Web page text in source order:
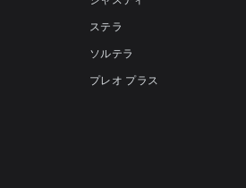
ステラ
ソルテラ
プレオ プラス